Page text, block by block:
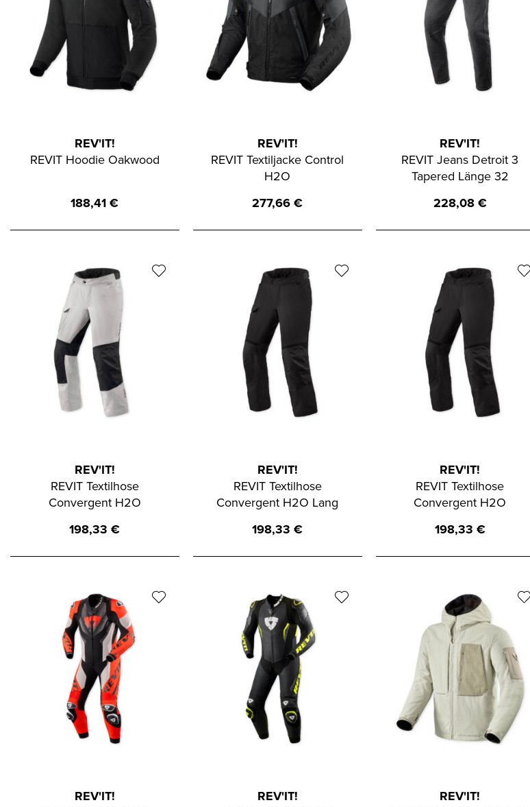
REV'IT!
REVIT Hoodie Oakwood
188,41€
REV'IT!
REVIT Textiljacke Control
H2O
277,66€
REV'IT!
REVIT Jeans Detroit 3
Tapered Länge 32
228,08€
REV'IT!
REVIT Textilhose
Convergent H2O
198,33€
REV'IT!
REVIT Textilhose
Convergent H2O Lang
198,33€
REV'IT!
REVIT Textilhose
Convergent H2O
198,33 €
REV'IT! REV'IT! REV'IT!